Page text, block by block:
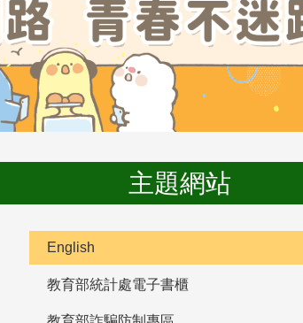
主題網站
English
教育部統計處電子書櫃